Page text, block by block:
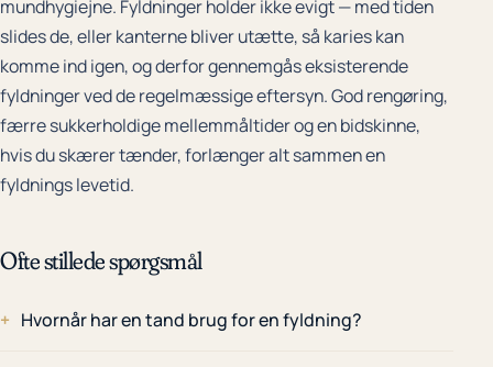
mundhygiejne. Fyldninger holder ikke evigt — med tiden
slides de, eller kanterne bliver utætte, så karies kan
komme ind igen, og derfor gennemgås eksisterende
fyldninger ved de regelmæssige eftersyn. God rengøring,
færre sukkerholdige mellemmåltider og en bidskinne,
hvis du skærer tænder, forlænger alt sammen en
fyldnings levetid.
Ofte stillede spørgsmål
Hvornår har en tand brug for en fyldning?